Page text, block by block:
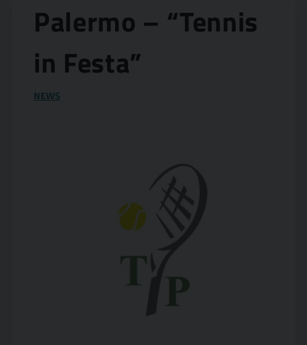
Palermo – “Tennis
in Festa”
NEWS